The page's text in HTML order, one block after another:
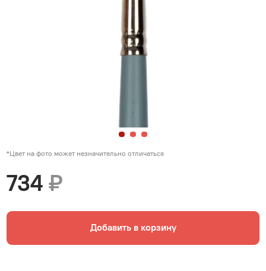
*Цвет на фото может незначительно отличаться
734₽
Добавить в корзину